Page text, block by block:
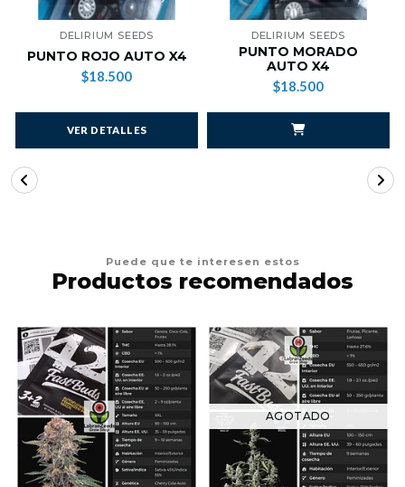
DELIRIUM SEEDS
PUNTO ROJO AUTO X4
$18.500
VER DETALLES
DELIRIUM SEEDS
PUNTO MORADO
AUTO X4
$18.500
Puede que te interesen estos
Productos recomendados
AGOTADO